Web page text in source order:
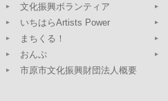
文化振興ボランティア
いちはらArtists Power
まちくる！
おんぷ
市原市文化振興財団法人概要